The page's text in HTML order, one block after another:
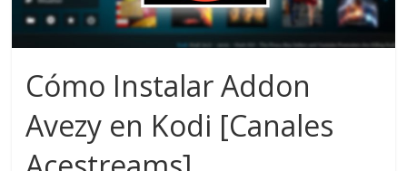
Cómo Instalar Addon
Avezy en Kodi [Canales